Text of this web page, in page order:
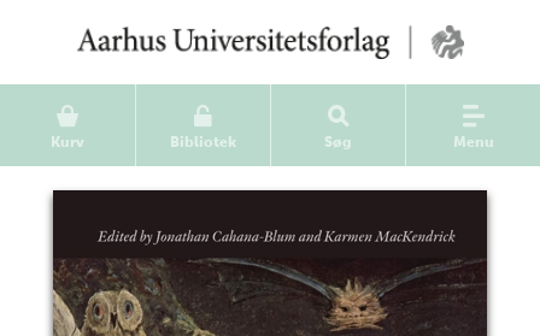
Kurv Bibliotek Søg Menu